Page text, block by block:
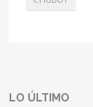
LO ÚLTIMO